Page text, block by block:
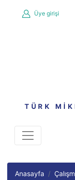
Üye girişi
TÜRK
Anasayfa